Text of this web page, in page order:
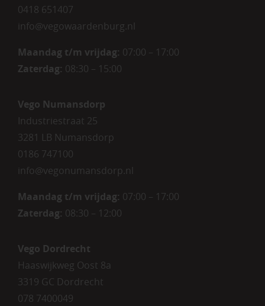
0418 651407
info@vegowaardenburg.nl
Maandag t/m vrijdag: 07:00 – 17:00
Zaterdag: 08:30 – 15:00
Vego Numansdorp
Industriestraat 25
3281 LB Numansdorp
0186 747100
info@vegonumansdorp.nl
Maandag t/m vrijdag: 07:00 – 17:00
Zaterdag: 08:30 – 12:00
Vego Dordrecht
Haaswijkweg Oost 8a
3319 GC Dordrecht
078 7400049